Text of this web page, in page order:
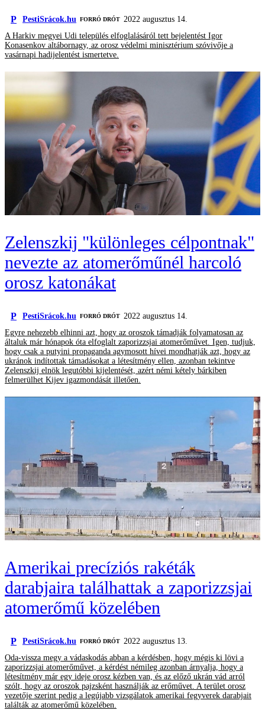
P PestiSrácok.hu FORRÓ DRÓT 2022 augusztus 14.
A Harkiv megyei Udi település elfoglalásáról tett bejelentést Igor
Konasenkov altábornagy, az orosz védelmi minisztérium szóvivője a
vasárnapi hadijelentést ismertetve.
Zelenszkij "különleges célpontnak"
nevezte az atomerőműnél harcoló
orosz katonákat
P PestiSrácok.hu FORRÓ DRÓT 2022 augusztus 14.
Egyre nehezebb elhinni azt, hogy az oroszok támadják folyamatosan az
általuk már hónapok óta elfoglalt zaporizzsjai atomerőművet. Igen, tudjuk,
hogy csak a putyini propaganda agymosott hívei mondhatják azt, hogy az
ukránok indítottak támadásokat a létesítmény ellen, azonban tekintve
Zelenszkij elnök legutóbbi kijelentését, azért némi kétely bárkiben
felmerülhet Kijev igazmondását illetően.
Amerikai precíziós rakéták
darabjaira találhattak a zaporizzsjai
atomerőmű közelében
P PestiSrácok.hu FORRÓ DRÓT
2022 augusztus 13.
Oda-vissza megy a vádaskodás abban a kérdésben, hogy mégis ki lövi a
zaporizzsjai atomerőművet, a kérdést némileg azonban árnyalja, hogy a
létesítmény már egy ideje orosz kézben van, és az előző ukrán vád arról
szólt, hogy az oroszok pajzsként használják az erőművet. A terület orosz
vezetője szerint pedig a legújabb vizsgálatok amerikai fegyverek darabjait
találták az atomerőmű közelében.